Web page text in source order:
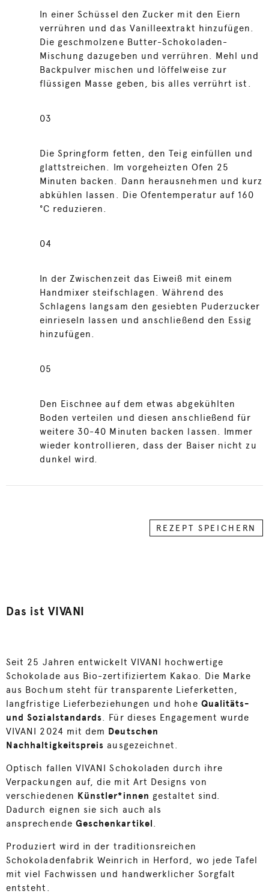
In einer Schüssel den Zucker mit den Eiern
verrühren und das Vanilleextrakt hinzufügen.
Die geschmolzene Butter-Schokoladen-
Mischung dazugeben und verrühren. Mehl und
Backpulver mischen und löffelweise zur
flüssigen Masse geben, bis alles verrührt ist.
03
Die Springform fetten, den Teig einfüllen und
glattstreichen. Im vorgeheizten Ofen 25
Minuten backen. Dann herausnehmen und kurz
abkühlen lassen. Die Ofentemperatur auf 160
°C reduzieren.
04
In der Zwischenzeit das Eiweiß mit einem
Handmixer steifschlagen. Während des
Schlagens langsam den gesiebten Puderzucker
einrieseln lassen und anschließend den Essig
hinzufügen.
05
Den Eischnee auf dem etwas abgekühlten
Boden verteilen und diesen anschließend für
weitere 30-40 Minuten backen lassen. Immer
wieder kontrollieren, dass der Baiser nicht zu
dunkel wird.
REZEPT SPEICHERN
Das ist VIVANI
Seit 25 Jahren entwickelt VIVANI hochwertige
Schokolade aus Bio-zertifiziertem Kakao. Die Marke
aus Bochum steht für transparente Lieferketten,
langfristige Lieferbeziehungen und hohe Qualitäts-
und Sozialstandards. Für dieses Engagement wurde
VIVANI 2024 mit dem Deutschen
Nachhaltigkeitspreis ausgezeichnet.
Optisch fallen VIVANI Schokoladen durch ihre
Verpackungen auf, die mit Art Designs von
verschiedenen Künstler*innen gestaltet sind.
Dadurch eignen sie sich auch als
ansprechende Geschenkartikel.
Produziert wird in der traditionsreichen
Schokoladenfabrik Weinrich in Herford, wo jede Tafel
mit viel Fachwissen und handwerklicher Sorgfalt
entsteht.